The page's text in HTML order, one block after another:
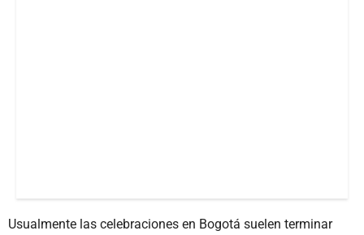
Usualmente las celebraciones en Bogotá suelen terminar